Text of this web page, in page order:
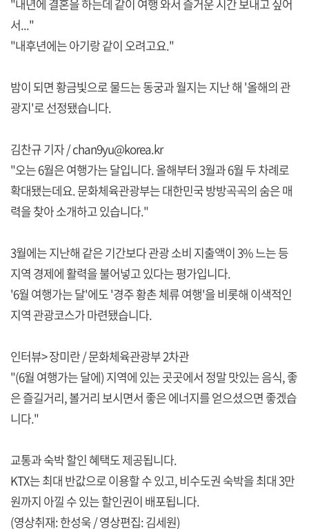
"내년에 결혼을 하는데 같이 여행 와서 즐거운 시간 보내고 싶어
서..."
"내후년에는 아기랑 같이 오려고요."
밤이 되면 황금빛으로 물드는 동궁과 월지는 지난 해 '올해의 관
광지'로 선정됐습니다.
김찬규 기자 / chan9yu@korea.kr
"오는 6월은 여행가는 달입니다. 올해부터 3월과 6월 두 차례로
확대됐는데요. 문화체육관광부는 대한민국 방방곡곡의 숨은 매
력을 찾아 소개하고 있습니다."
3월에는 지난해 같은 기간보다 관광 소비 지출액이 3% 느는 등
지역 경제에 활력을 불어넣고 있다는 평가입니다.
'6월 여행가는 달'에도 '경주 황촌 체류 여행'을 비롯해 이색적인
지역 관광코스가 마련됐습니다.
인터뷰> 장미란 / 문화체육관광부 2차관
"(6월 여행가는 달에) 지역에 있는 곳곳에서 정말 맛있는 음식, 좋
은 즐길거리, 볼거리 보시면서 좋은 에너지를 얻으셨으면 좋겠습
니다."
교통과 숙박 할인 혜택도 제공됩니다.
KTX는 최대 반값으로 이용할 수 있고, 비수도권 숙박을 최대 3만
원까지 아낄 수 있는 할인권이 배포됩니다.
(영상취재: 한성욱 / 영상편집: 김세원)